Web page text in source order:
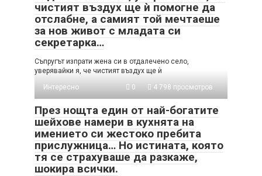
чистият въздух ще ѝ помогне да
отслабне, а самият той мечтаеше
за нов живот с младата си
секретарка…
Съпругът изпрати жена си в отдалечено село,
уверявайки я, че чистият въздух ще ѝ
Интересно
0 4 798 просмотров
През нощта един от най-богатите
шейхове намери в кухнята на
имението си жестоко пребита
прислужница… Но истината, която
тя се страхуваше да разкаже,
шокира всички.